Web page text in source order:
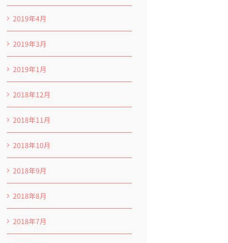
2019年4月
2019年3月
2019年1月
2018年12月
2018年11月
2018年10月
2018年9月
2018年8月
2018年7月